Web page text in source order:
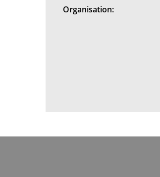
Organisation: